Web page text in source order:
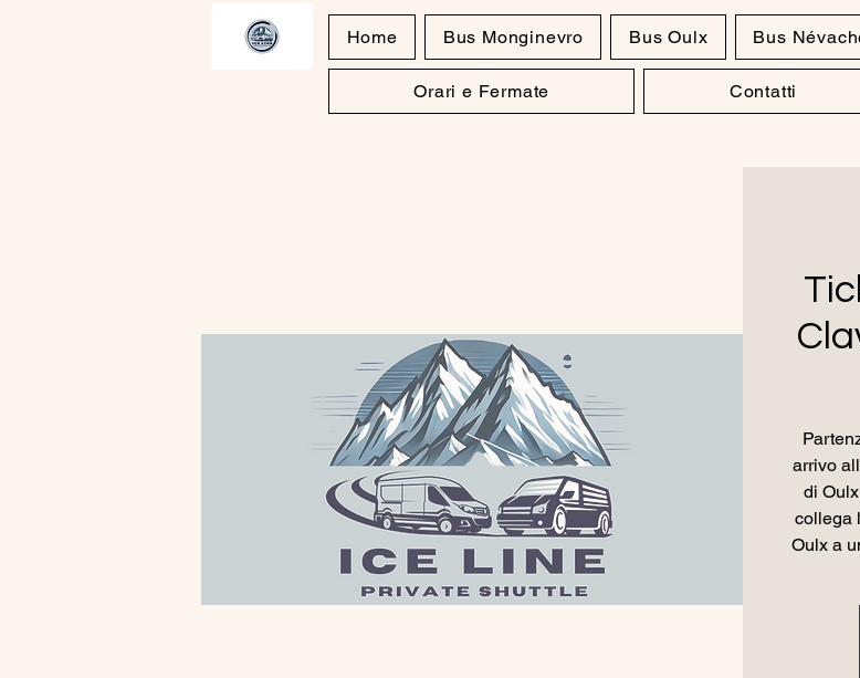
Home Bus Monginevro Bus Oulx Bus
Orari e Fermate Contatti
arrivo
di
collega
Oulx a